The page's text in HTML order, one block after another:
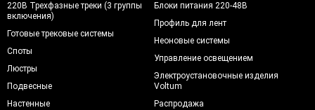
220В Трехфазные треки (3 группы
включения)
Готовые трековые системы
Споты
Люстры
Подвесные
Настенные
Блоки питания 220-48В
Профиль для лент
Неоновые системы
Управление освещением
Электроустановочные изделия
Voltum
Распродажа